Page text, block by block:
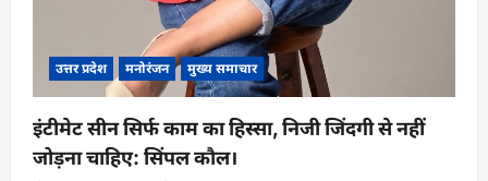
उत्तर प्रदेश मनोरंजन मुख्य समाचार
इंटीमेट सीन सिर्फ काम का हिस्सा, निजी जिंदगी से नहीं
जोड़ना चाहिए: सिंपल कौल।